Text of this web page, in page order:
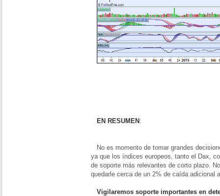
EN RESUMEN:
No es momento de tomar grandes
ya que los índices europeos, tanto el Dax,
de soporte más relevantes de corto plazo.
quedarle cerca de un 2% de caída adicional
Vigilaremos soporte importantes en